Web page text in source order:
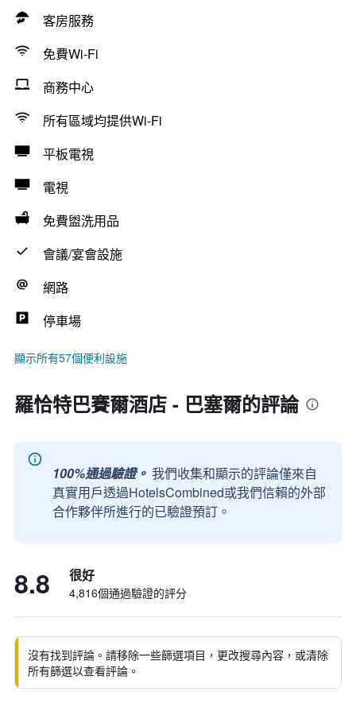
客房服務
免費Wi-Fi
商務中心
所有區域均提供Wi-Fi
平板電視
電視
免費盥洗用品
會議/宴會設施
網路
停車場
顯示所有57個便利設施
羅恰特巴賽爾酒店 - 巴塞爾的評論
100%通過驗證。 我們收集和顯示的評論僅來自
真實用戶透過HotelsCombined或我們信賴的外部
合作夥伴所進行的已驗證預訂。
8.8 很好
4,816個通過驗證的評分
沒有找到評論。請移除一些篩選項目，更改搜尋內容，或清除
所有篩選以查看評論。